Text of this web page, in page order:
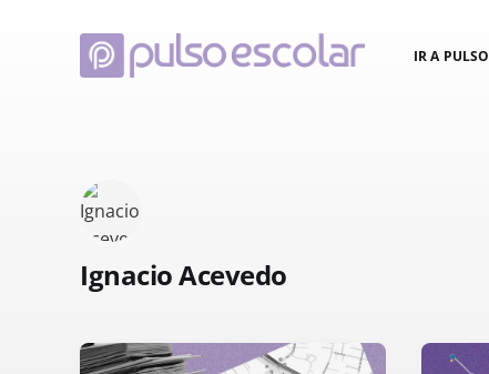
IR A PULSO
Ignacio Acevedo